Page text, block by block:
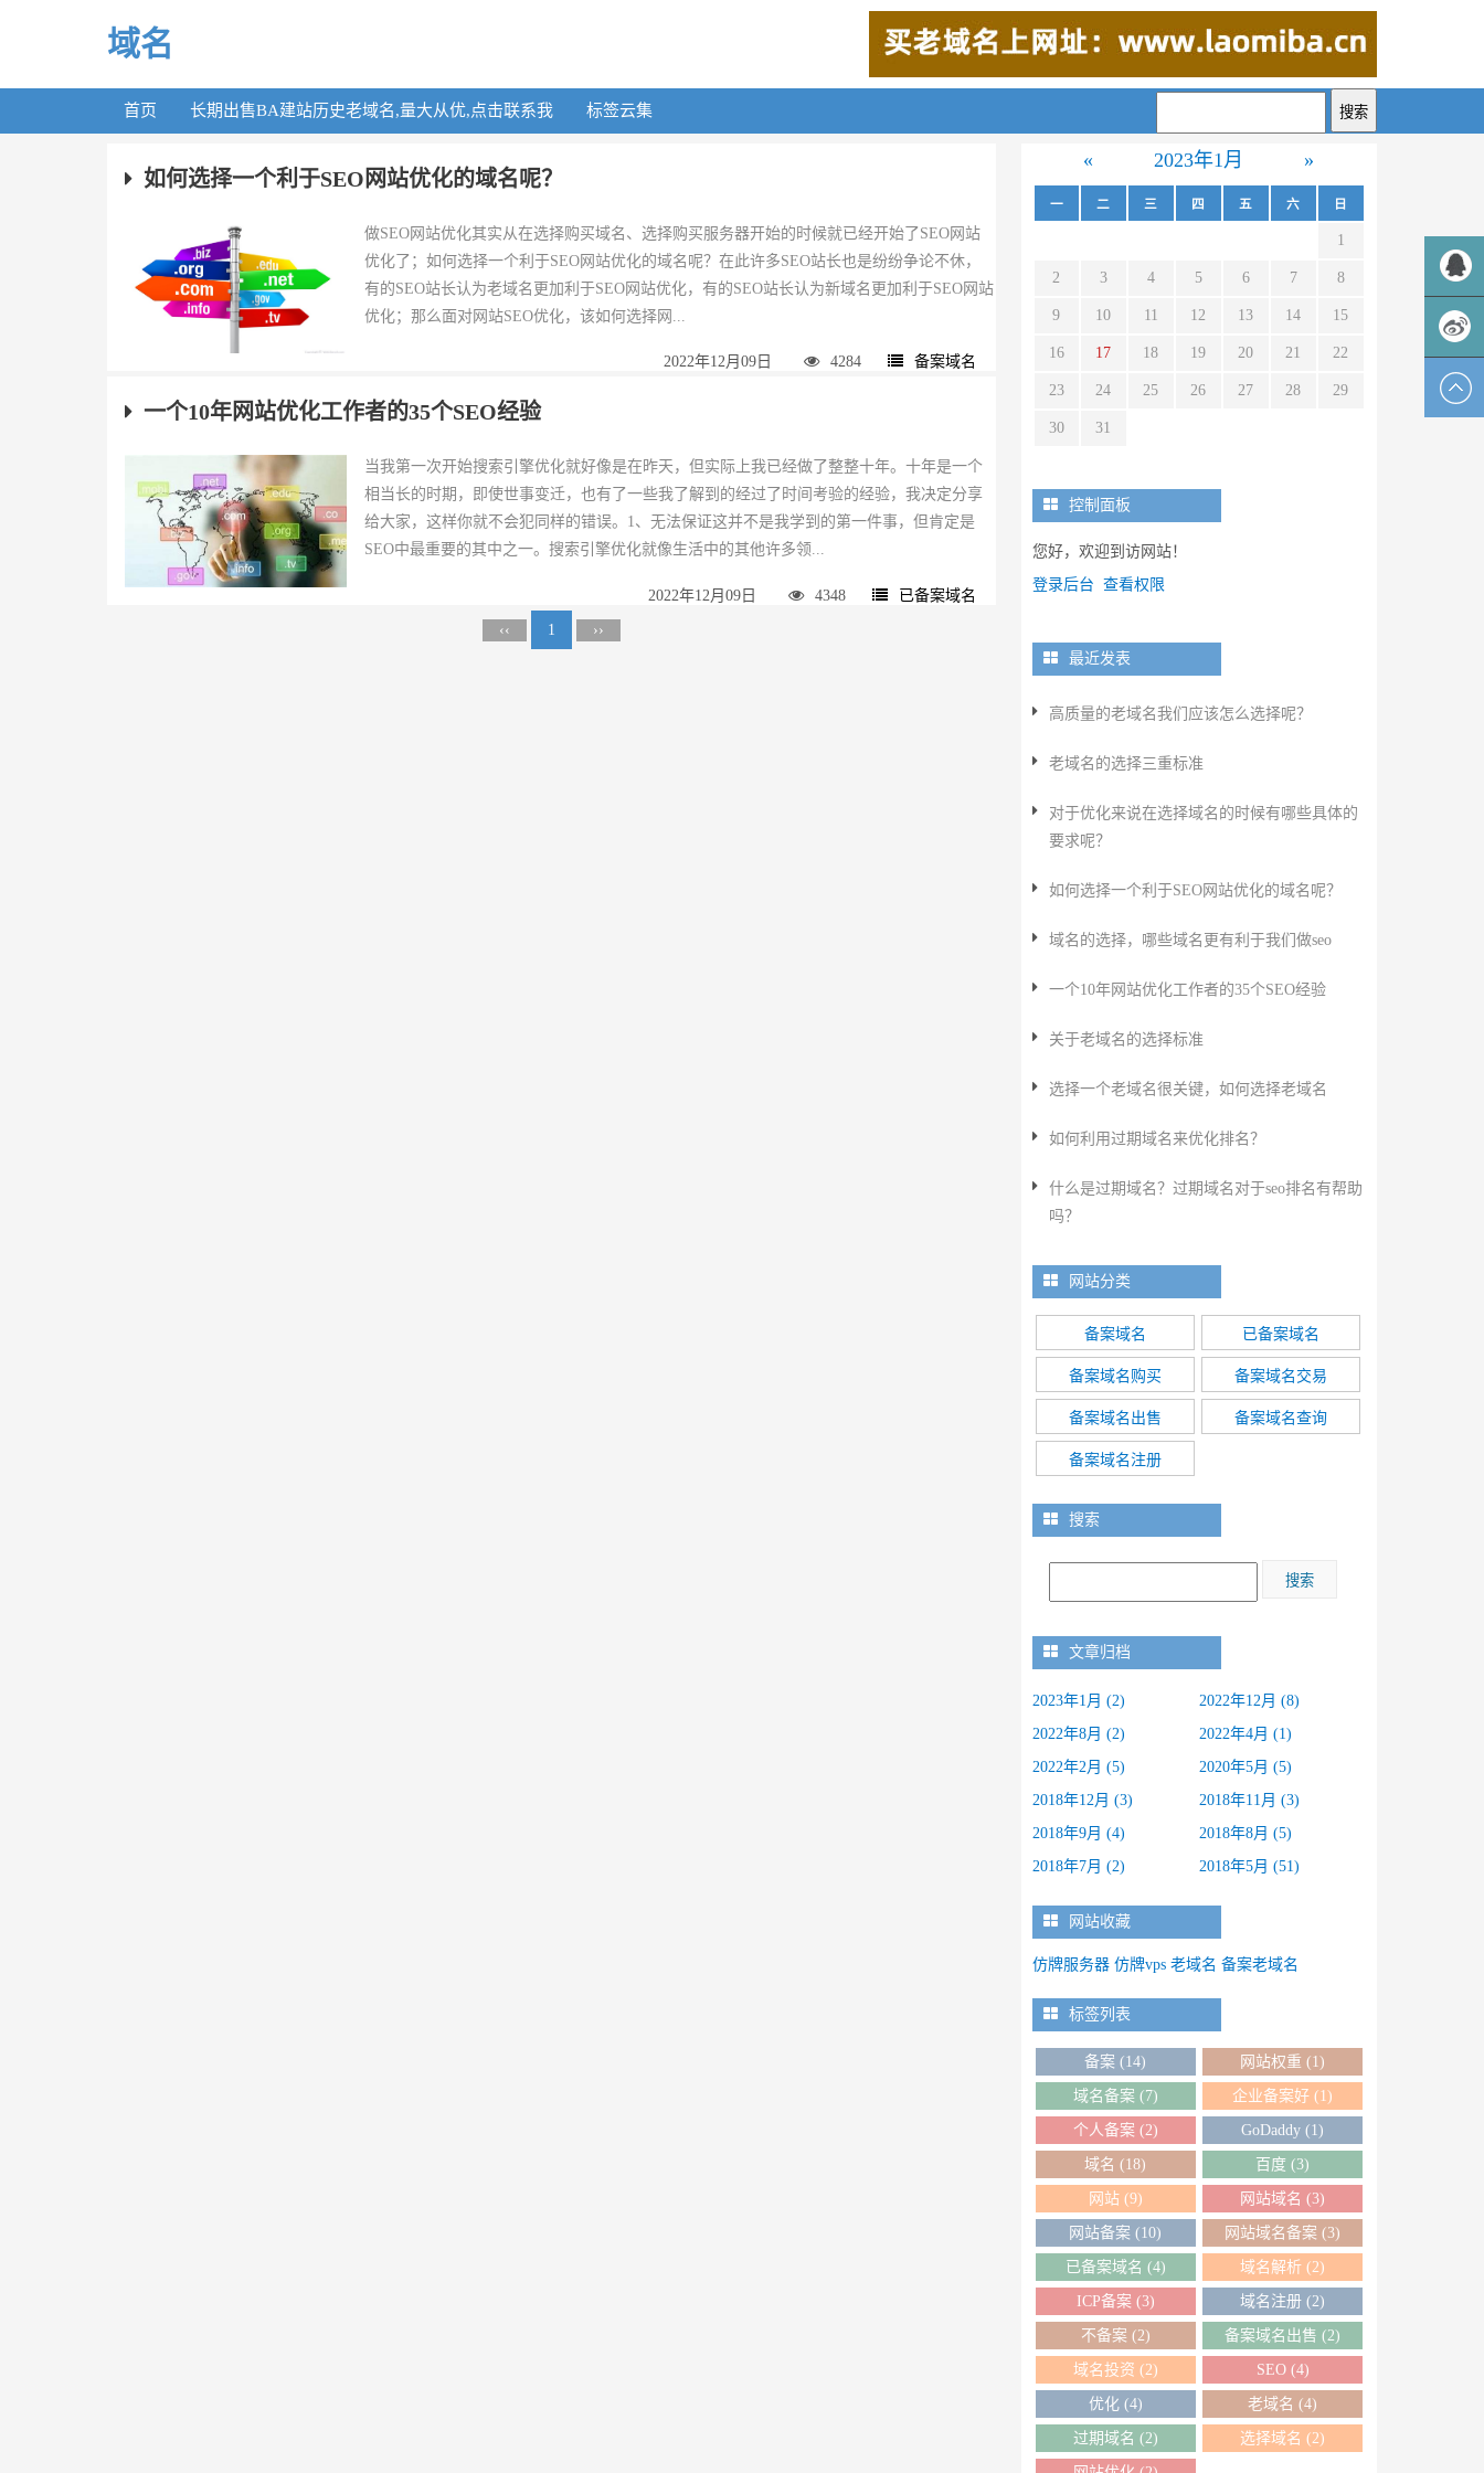
域名
首页 长期出售BA建站历史老域名,量大从优,点击联系我 标签云集
如何选择一个利于SEO网站优化的域名呢？
做SEO网站优化其实从在选择购买域名、选择购买服务器开始的时候就已经开始了SEO网站
优化了；如何选择一个利于SEO网站优化的域名呢？在此许多SEO站长也是纷纷争论不休，
有的SEO站长认为老域名更加利于SEO网站优化，有的SEO站长认为新域名更加利于SEO网站
优化；那么面对网站SEO优化，该如何选择网...
2022年12月09日 4284 备案域名
一个10年网站优化工作者的35个SEO经验
当我第一次开始搜索引擎优化就好像是在昨天，但实际上我已经做了整整十年。十年是一个
相当长的时期，即使世事变迁，也有了一些我了解到的经过了时间考验的经验，我决定分享
给大家，这样你就不会犯同样的错误。1、无法保证这并不是我学到的第一件事，但肯定是
SEO中最重要的其中之一。搜索引擎优化就像生活中的其他许多领...
2022年12月09日 4348 已备案域名
‹‹ 1 ››
« 2023年1月 »
一 二 三 四 五 六 日
1
2 3 4 5 6 7 8
9 10 11 12 13 14 15
16 17 18 19 20 21 22
23 24 25 26 27 28 29
30 31
控制面板
您好，欢迎到访网站！
登录后台 查看权限
最近发表
高质量的老域名我们应该怎么选择呢？
老域名的选择三重标准
对于优化来说在选择域名的时候有哪些具体的
要求呢？
如何选择一个利于SEO网站优化的域名呢？
域名的选择，哪些域名更有利于我们做seo
一个10年网站优化工作者的35个SEO经验
关于老域名的选择标准
选择一个老域名很关键，如何选择老域名
如何利用过期域名来优化排名？
什么是过期域名？过期域名对于seo排名有帮助
吗？
网站分类
备案域名 已备案域名
备案域名购买 备案域名交易
备案域名出售 备案域名查询
备案域名注册
搜索
文章归档
2023年1月 (2)
2022年12月 (8)
2022年8月 (2)
2022年4月 (1)
2022年2月 (5)
2020年5月 (5)
2018年12月 (3)
2018年11月 (3)
2018年9月 (4)
2018年8月 (5)
2018年7月 (2)
2018年5月 (51)
网站收藏
仿牌服务器 仿牌vps 老域名 备案老域名
标签列表
备案 (14) 网站权重 (1)
域名备案(7) 企业备案好 (1)
个人备案(2) GoDaddy (1)
域名 (18) 百度 (3)
网站(9) 网站域名 (3)
网站备案 (10) 网站域名备案 (3)
已备案域名 (4) 域名解析 (2)
ICP备案(3) 域名注册 (2)
不备案(2) 备案域名出售 (2)
域名投资 (2) SEO(4)
优化(4) 老域名 (4)
过期域名 (2) 选择域名 (2)
QQ客服
新浪微